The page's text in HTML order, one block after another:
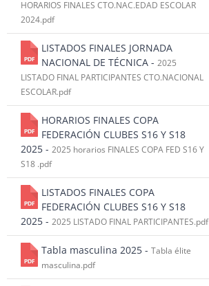
HORARIOS FINALES CTO.NAC.EDAD ESCOLAR
2024.pdf
LISTADOS FINALES JORNADA
NACIONAL DE TÉCNICA - 2025
LISTADO FINAL PARTICIPANTES CTO.NACIONAL
ESCOLAR.pdf
HORARIOS FINALES COPA
FEDERACIÓN CLUBES S16 Y S18
2025 - 2025 horarios FINALES COPA FED S16 Y
S18 .pdf
LISTADOS FINALES COPA
FEDERACIÓN CLUBES S16 Y S18
2025 - 2025 LISTADO FINAL PARTICIPANTES.pdf
Tabla masculina 2025 - Tabla élite
masculina.pdf